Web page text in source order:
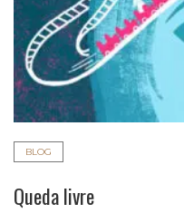
BLOG
Queda livre